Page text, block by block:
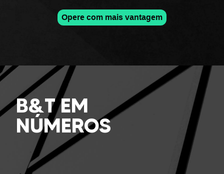
Opere com mais vantagem
B&T EM
NÚMEROS